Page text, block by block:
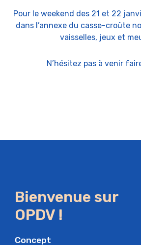
Pour le weekend des 21 et 22
dans l’annexe du casse-croûte
vaisselles, jeux et
N’hésitez pas à venir
Bienvenue sur
OPDV !
Concept